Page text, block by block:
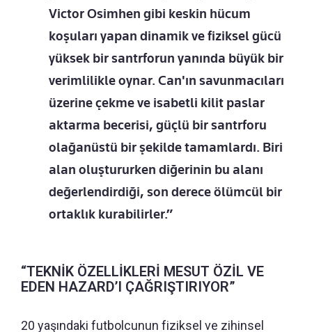
Victor Osimhen gibi keskin hücum
koşuları yapan dinamik ve fiziksel gücü
yüksek bir santrforun yanında büyük bir
verimlilikle oynar. Can'ın savunmacıları
üzerine çekme ve isabetli kilit paslar
aktarma becerisi, güçlü bir santrforu
olağanüstü bir şekilde tamamlardı. Biri
alan oluştururken diğerinin bu alanı
değerlendirdiği, son derece ölümcül bir
ortaklık kurabilirler.”
“TEKNİK ÖZELLİKLERİ MESUT ÖZİL VE
EDEN HAZARD’I ÇAĞRIŞTIRIYOR”
20 yaşındaki futbolcunun fiziksel ve zihinsel